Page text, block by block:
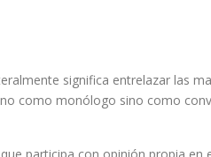
significa entrelazar las
como monólogo sino como